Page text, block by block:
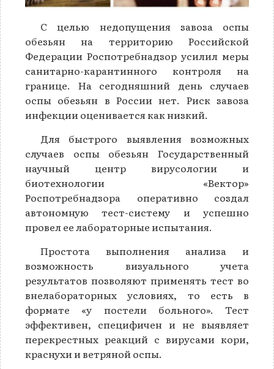
С целью недопущения завоза оспы
обезьян на территорию Российской
Федерации Роспотребнадзор усилил меры
санитарно-карантинного контроля на
границе. На сегодняшний день случаев
оспы обезьян в России нет. Риск завоза
инфекции оценивается как низкий.
Для быстрого выявления возможных
случаев оспы обезьян Государственный
научный центр вирусологии и
биотехнологии «Вектор»
Роспотребнадзора оперативно создал
автономную тест-систему и успешно
провел ее лабораторные испытания.
Простота выполнения анализа и
возможность визуального учета
результатов позволяют применять тест во
внелабораторных условиях, то есть в
формате «у постели больного». Тест
эффективен, специфичен и не выявляет
перекрестных реакций с вирусами кори,
краснухи и ветряной оспы.